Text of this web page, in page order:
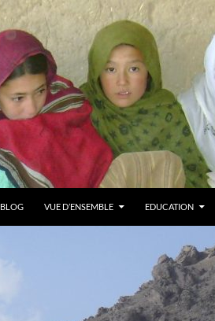
BLOG VUE D’ENSEMBLE EDUCATION